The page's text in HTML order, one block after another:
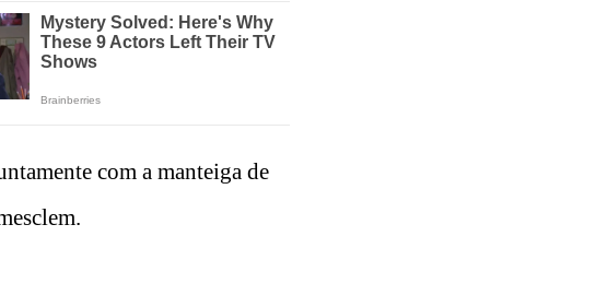
com a manteiga de